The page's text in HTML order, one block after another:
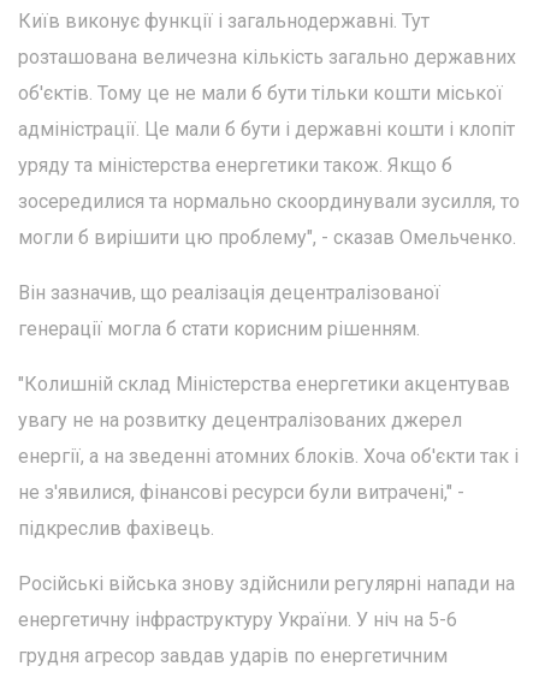
Київ виконує функції і загальнодержавні. Тут
розташована величезна кількість загально державних
об'єктів. Тому це не мали б бути тільки кошти міської
адміністрації. Це мали б бути і державні кошти і клопіт
уряду та міністерства енергетики також. Якщо б
зосередилися та нормально скоординували зусилля, то
могли б вирішити цю проблему", - сказав Омельченко.
Він зазначив, що реалізація децентралізованої
генерації могла б стати корисним рішенням.
"Колишній склад Міністерства енергетики акцентував
увагу не на розвитку децентралізованих джерел
енергії, а на зведенні атомних блоків. Хоча об'єкти так і
не з'явилися, фінансові ресурси були витрачені," -
підкреслив фахівець.
Російські війська знову здійснили регулярні напади на
енергетичну інфраструктуру України. У ніч на 5-6
грудня агресор завдав ударів по енергетичним